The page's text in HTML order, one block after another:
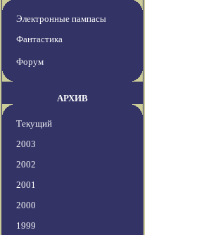
Электронные пампасы
Фантастика
Форум
АРХИВ
Текущий
2003
2002
2001
2000
1999